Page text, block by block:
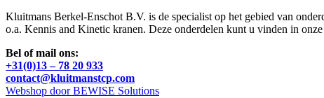
Kluitmans Berkel-Enschot B.V. is de specialist op het gebied van
o.a. Kennis and Kinetic kranen. Deze onderdelen kunt u vinden in
Bel of mail ons:
+31(0)13 – 78 20 933
contact@kluitmanstcp.com
Webshop door BEWISE Solutions